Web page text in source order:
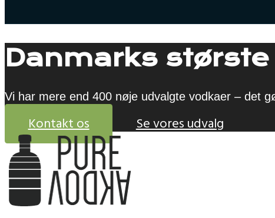
Danmarks
Vi har mere end 400 nøje udvalgte vodkaer – det
Kontakt os Se vores udvalg